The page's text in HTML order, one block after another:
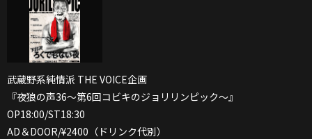
武蔵野系純情派 THE VOICE企画
『夜狼の声36～第6回コビキのジョリリンピック～』
OP18:00/ST18:30
AD＆DOOR/¥2400（ドリンク代別）